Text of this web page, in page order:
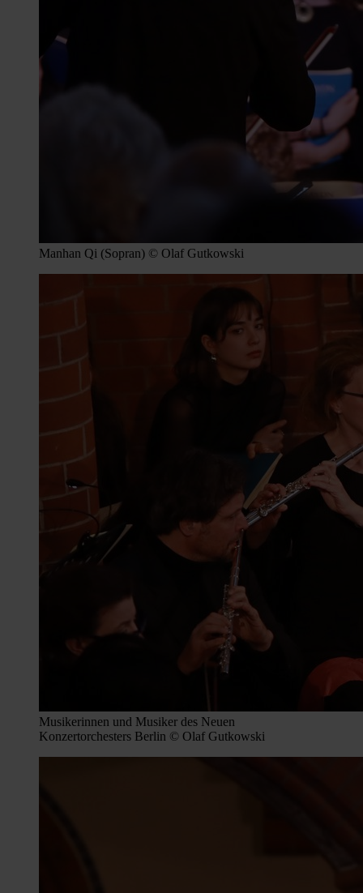
Manhan Qi (Sopran) © Olaf Gutkowski
Musikerinnen und Musiker des Neuen
Konzertorchesters Berlin © Olaf Gutkowski